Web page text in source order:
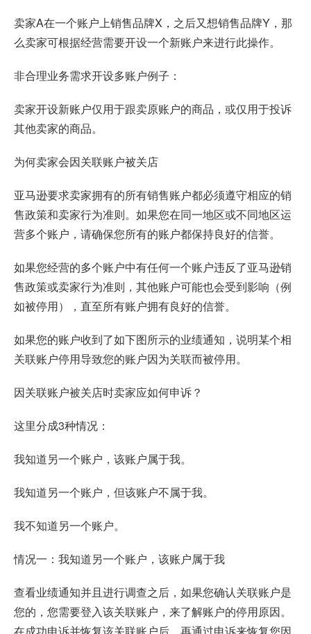
卖家A在一个账户上销售品牌X，之后又想销售品牌Y，那
么卖家可根据经营需要开设一个新账户来进行此操作。
非合理业务需求开设多账户例子：
卖家开设新账户仅用于跟卖原账户的商品，或仅用于投诉
其他卖家的商品。
为何卖家会因关联账户被关店
亚马逊要求卖家拥有的所有销售账户都必须遵守相应的销
售政策和卖家行为准则。如果您在同一地区或不同地区运
营多个账户，请确保您所有的账户都保持良好的信誉。
如果您经营的多个账户中有任何一个账户违反了亚马逊销
售政策或卖家行为准则，其他账户可能也会受到影响（例
如被停用），直至所有账户拥有良好的信誉。
如果您的账户收到了如下图所示的业绩通知，说明某个相
关联账户停用导致您的账户因为关联而被停用。
因关联账户被关店时卖家应如何申诉？
这里分成3种情况：
我知道另一个账户，该账户属于我。
我知道另一个账户，但该账户不属于我。
我不知道另一个账户。
情况一：我知道另一个账户，该账户属于我
查看业绩通知并且进行调查之后，如果您确认关联账户是
您的，您需要登入该关联账户，来了解账户的停用原因。